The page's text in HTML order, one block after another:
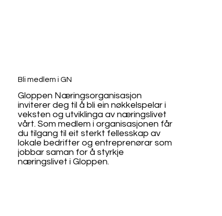
Gloppen Næringsorganisasjon
inviterer deg til å bli ein nøkkelspelar i
veksten og utviklinga av næringslivet
vårt. Som medlem i organisasjonen får
du tilgang til eit sterkt fellesskap av
lokale bedrifter og entreprenørar som
jobbar saman for å styrkje
næringslivet i Gloppen.
Bli medlem i GN